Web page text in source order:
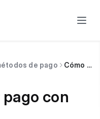
de pago Cómo configurar pago con PagoFácil
con